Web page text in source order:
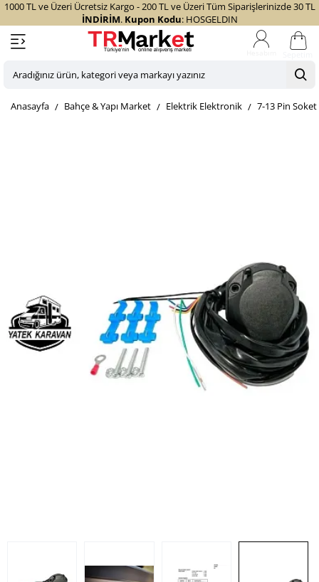
1000 TL ve Üzeri Ücretsiz Kargo - 200 TL ve Üzeri Tüm Siparişlerinizde 30 TL
İNDİRİM. Kupon Kodu: HOSGELDIN
Aradığınız
kategori
homeBahçe & Yapı Market Elektrik Elektronik 7-13 Pin Soket